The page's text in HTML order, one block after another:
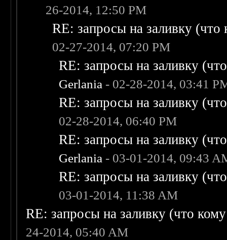
26-2014, 12:50 PM
RE: запросы на заливку
02-27-2014, 07:20 PM
RE: запросы на заливку
Gerlania - 02-28-2014, 03:41
RE: запросы на заливку
02-28-2014, 06:40 PM
RE: запросы на заливку
Gerlania - 03-01-2014, 09:43
RE: запросы на заливку
03-01-2014, 11:38 AM
RE: запросы на заливку (что
24-2014, 05:40 AM